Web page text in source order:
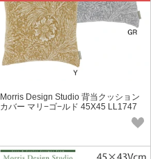
Morris Design Studio 背当クッション
カバー マリ−ゴ−ルド 45X45 LL1747